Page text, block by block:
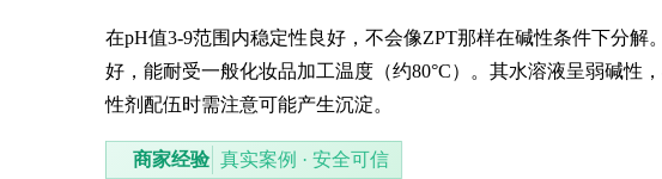
在pH值3-9范围内稳定性良好，不会像ZPT那样在碱性条件下分解
好，能耐受一般化妆品加工温度（约80°C）。其水溶液呈弱碱性
性剂配伍时需注意可能产生沉淀。
商家经验 真实案例 · 安全可信